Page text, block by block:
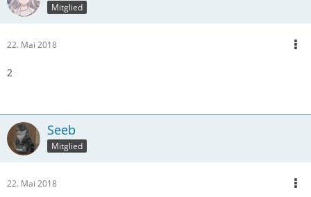
Mitglied
22. Mai 2018
2
Seeb
Mitglied
22. Mai 2018